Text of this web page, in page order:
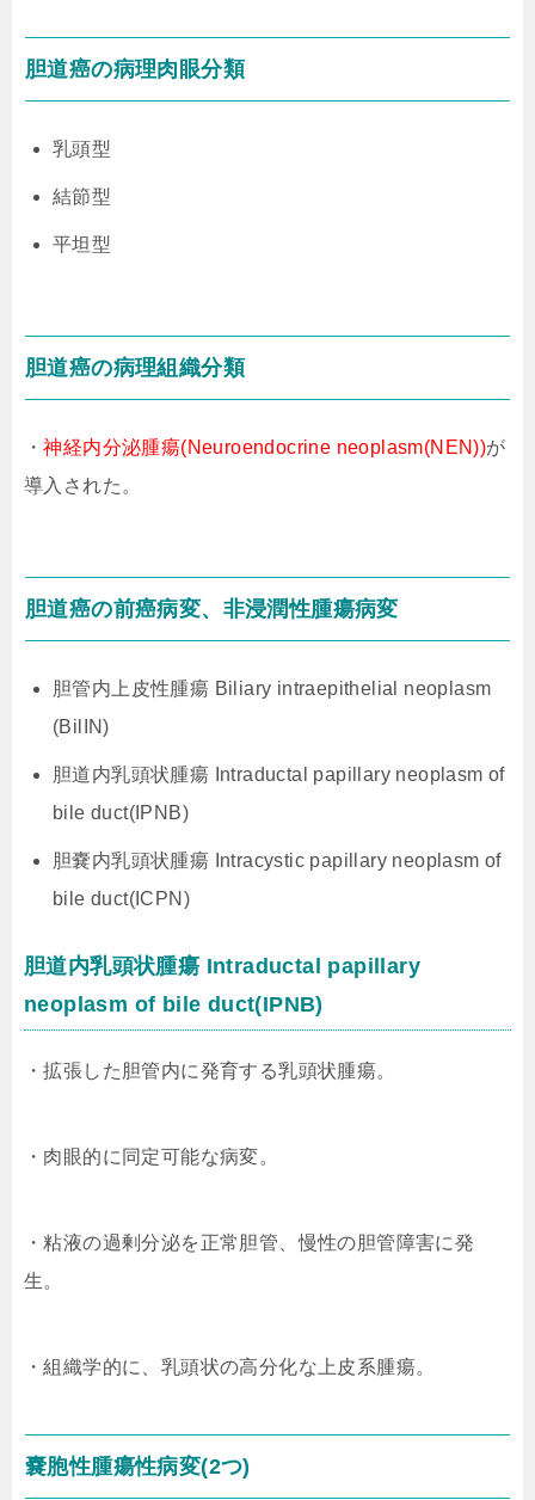
胆道癌の病理肉眼分類
乳頭型
結節型
平坦型
胆道癌の病理組織分類
・神経内分泌腫瘍(Neuroendocrine neoplasm(NEN))が
導入された。
胆道癌の前癌病変、非浸潤性腫瘍病変
胆管内上皮性腫瘍 Biliary intraepithelial neoplasm
(BilIN)
胆道内乳頭状腫瘍 Intraductal papillary neoplasm of
bile duct(IPNB)
胆嚢内乳頭状腫瘍 Intracystic papillary neoplasm of
bile duct(ICPN)
胆道内乳頭状腫瘍 Intraductal papillary
neoplasm of bile duct(IPNB)
・拡張した胆管内に発育する乳頭状腫瘍。
・肉眼的に同定可能な病変。
・粘液の過剰分泌を正常胆管、慢性の胆管障害に発
生。
・組織学的に、乳頭状の高分化な上皮系腫瘍。
嚢胞性腫瘍性病変(2つ)